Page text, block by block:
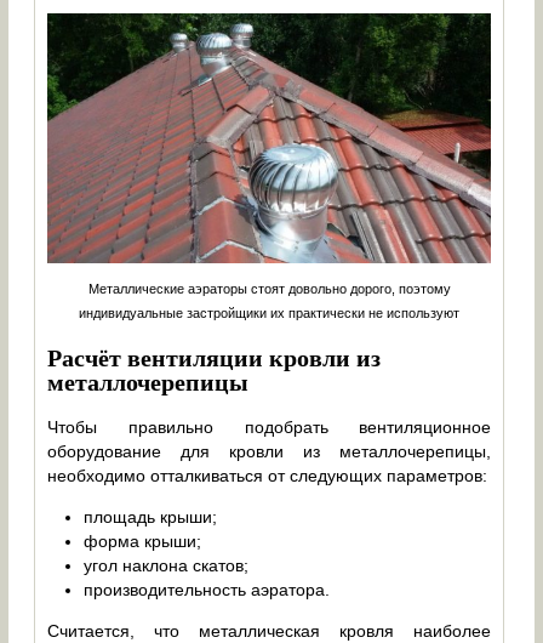
Металлические аэраторы стоят довольно дорого, поэтому
индивидуальные застройщики их практически не используют
Расчёт вентиляции кровли из
металлочерепицы
Чтобы правильно подобрать вентиляционное
оборудование для кровли из металлочерепицы,
необходимо отталкиваться от следующих параметров:
площадь крыши;
форма крыши;
угол наклона скатов;
производительность аэратора.
Считается, что металлическая кровля наиболее